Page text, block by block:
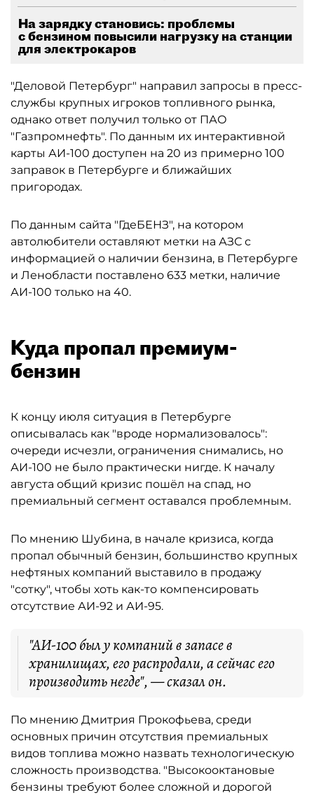
На зарядку становись: проблемы
с бензином повысили нагрузку на станции
для электрокаров
"Деловой Петербург" направил запросы в пресс-
службы крупных игроков топливного рынка,
однако ответ получил только от ПАО
"Газпромнефть". По данным их интерактивной
карты АИ-100 доступен на 20 из примерно 100
заправок в Петербурге и ближайших
пригородах.
По данным сайта "ГдеБЕНЗ", на котором
автолюбители оставляют метки на АЗС с
информацией о наличии бензина, в Петербурге
и Ленобласти поставлено 633 метки, наличие
АИ-100 только на 40.
Куда пропал премиум-
бензин
К концу июля ситуация в Петербурге
описывалась как "вроде нормализовалось":
очереди исчезли, ограничения снимались, но
АИ-100 не было практически нигде. К началу
августа общий кризис пошёл на спад, но
премиальный сегмент оставался проблемным.
По мнению Шубина, в начале кризиса, когда
пропал обычный бензин, большинство крупных
нефтяных компаний выставило в продажу
"сотку", чтобы хоть как-то компенсировать
отсутствие АИ-92 и АИ-95.
"АИ-100 был у компаний в запасе в
хранилищах, его распродали, а сейчас его
производить негде", — сказал он.
По мнению Дмитрия Прокофьева, среди
основных причин отсутствия премиальных
видов топлива можно назвать технологическую
сложность производства. "Высокооктановые
бензины требуют более сложной и дорогой